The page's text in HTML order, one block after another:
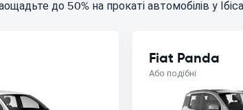
до 50% на прокаті автомобілів у Ібіса
Fiat Panda
Або подібні